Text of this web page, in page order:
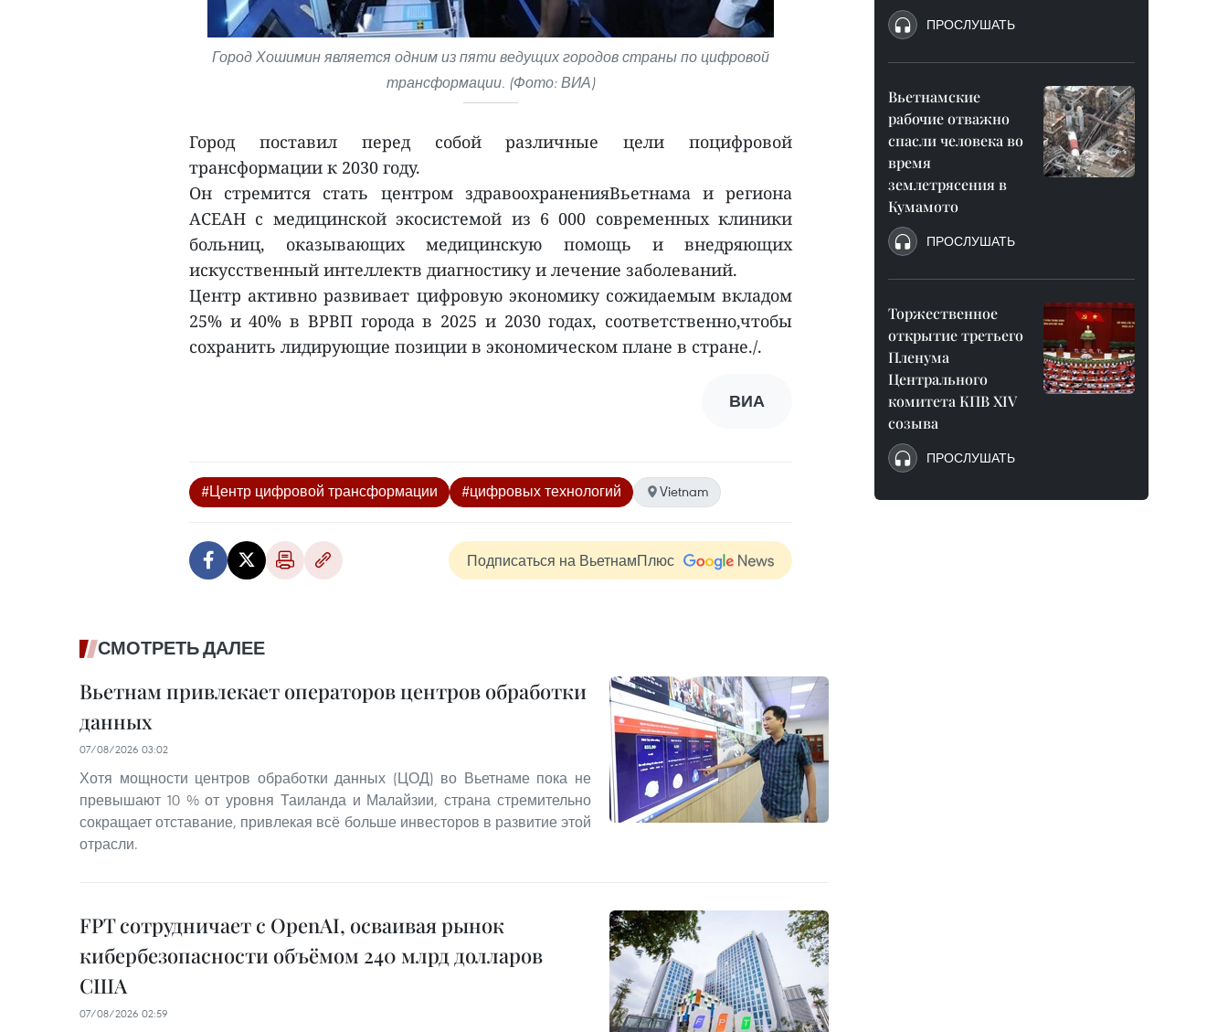
Город Хошимин является одним из пяти ведущих городов страны по цифровой
трансформации. (Фото: ВИА)
Город поставил перед собой различные цели поцифровой
трансформации к 2030 году.
Он стремится стать центром здравоохраненияВьетнама и региона
АСЕАН с медицинской экосистемой из 6 000 современных клиники
больниц, оказывающих медицинскую помощь и внедряющих
искусственный интеллектв диагностику и лечение заболеваний.
Центр активно развивает цифровую экономику сожидаемым вкладом
25% и 40% в ВРВП города в 2025 и 2030 годах, соответственно,чтобы
сохранить лидирующие позиции в экономическом плане в стране./.
ВИА
#Центр цифровой трансформации #цифровых технологий Vietnam
Подписаться на ВьетнамПлюс
СМОТРЕТЬ ДАЛЕЕ
Вьетнам привлекает операторов центров обработки
данных
07/08/2026 03:02
Хотя мощности центров обработки данных (ЦОД) во Вьетнаме пока не
превышают 10 % от уровня Таиланда и Малайзии, страна стремительно
сокращает отставание, привлекая всё больше инвесторов в развитие этой
отрасли.
FPT сотрудничает с OpenAI, осваивая рынок
кибербезопасности объёмом 240 млрд долларов
США
07/08/2026 02:59
ПРОСЛУШАТЬ
Вьетнамские
рабочие отважно
спасли человека во
время
землетрясения в
Кумамото
ПРОСЛУШАТЬ
Торжественное
открытие третьего
Пленума
Центрального
комитета КПВ XIV
созыва
ПРОСЛУШАТЬ